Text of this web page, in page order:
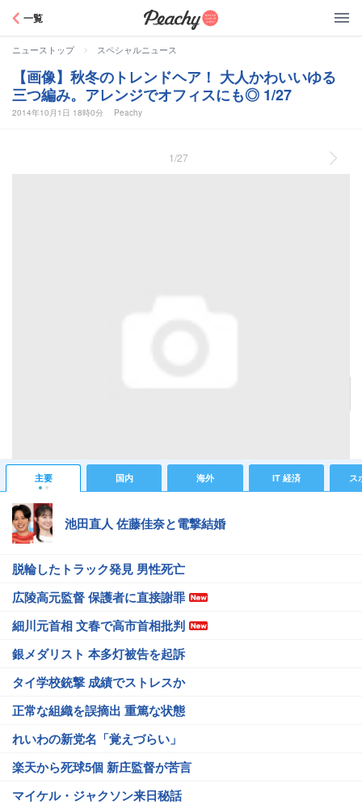
一覧
ニューストップ > スペシャルニュース
【画像】秋冬のトレンドヘア！ 大人かわいいゆる
三つ編み。アレンジでオフィスにも◎ 1/27
2014年10月1日 18時0分 Peachy
1/27
主要 国内 海外 IT 経済 ス
池田直人 佐藤佳奈と電撃結婚
脱輪したトラック発見 男性死亡
広陵高元監督 保護者に直接謝罪
細川元首相 文春で高市首相批判
銀メダリスト 本多灯被告を起訴
タイ学校銃撃 成績でストレスか
正常な組織を誤摘出 重篤な状態
れいわの新党名「覚えづらい」
楽天から死球5個 新庄監督が苦言
マイケル・ジャクソン来日秘話